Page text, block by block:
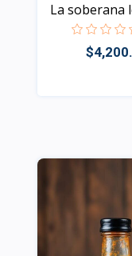
La soberana
ver...